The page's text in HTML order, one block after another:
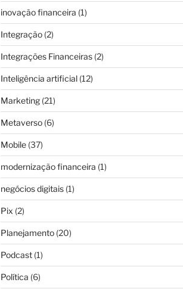
inovação financeira (1)
Integração(2)
Integrações Financeiras(2)
Inteligência artificial(12)
Marketing(21)
Metaverso(6)
Mobile(37)
modernização financeira (1)
negócios digitais(1)
Pix (2)
Planejamento(20)
Podcast(1)
Política (6)